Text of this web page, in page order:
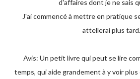
d'affaires dont je ne sais
J'ai commencé à mettre en pratique
attellerai plus tard.
Avis: Un petit livre qui peut se lire
temps, qui aide grandement à y voir